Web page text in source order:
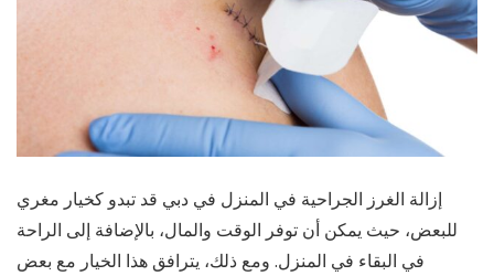
إزالة الغرز الجراحية في المنزل في دبي قد تبدو كخيار مغري
للبعض، حيث يمكن أن توفر الوقت والمال، بالإضافة إلى الراحة
في البقاء في المنزل. ومع ذلك، يترافق هذا الخيار مع بعض